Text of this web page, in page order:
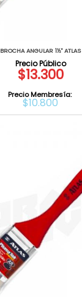
BROCHA ANGULAR 1½" ATLAS
$13.300
Precio Membresía:
$10.800